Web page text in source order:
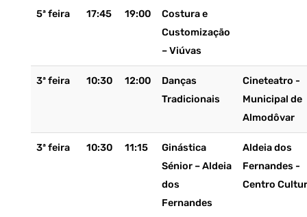
5ª feira 17:45 19:00
Costura e
Customização
– Viúvas
3ª feira 10:30 12:00
Danças
Tradicionais
Cineteatro -
Municipal de
Almodôvar
3ª feira 10:30 11:15
Ginástica
Sénior – Aldeia
dos
Fernandes
Aldeia dos
Fernandes -
Centro